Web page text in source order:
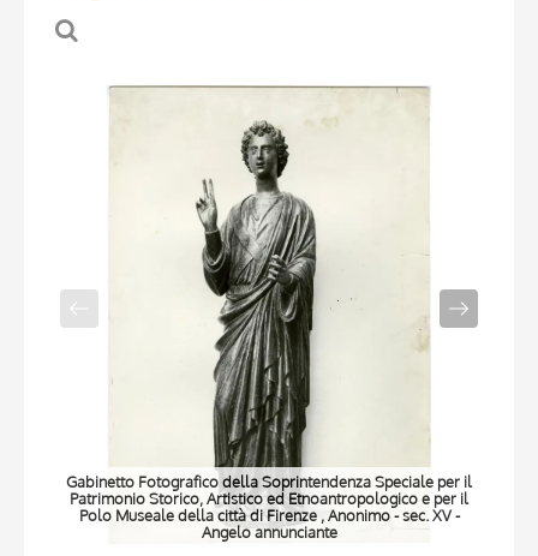
Gabinetto Fotografico della Soprintendenza Speciale per il
Patrimonio Storico, Artistico ed Etnoantropologico e per il
Polo Museale della città di Firenze , Anonimo - sec. XV -
Angelo annunciante